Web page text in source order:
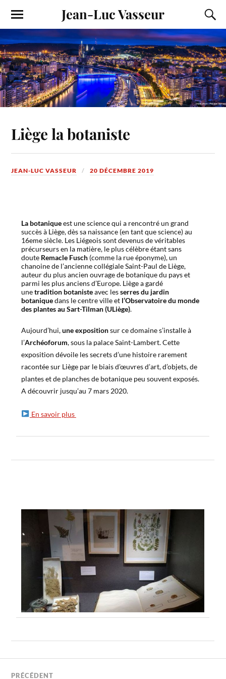
Jean-Luc Vasseur
Liège la botaniste
JEAN-LUC VASSEUR 20 DÉCEMBRE 2019
La botaniqueest une science qui a rencontré un grand
succès à Liège, dès sa naissance (en tant que science) au
16eme siècle. Les Liégeois sont devenus de véritables
précurseurs en la matière, le plus célèbre étant sans
doute Remacle Fusch (comme la rue éponyme), un
chanoine de l’ancienne collégiale Saint-Paul de Liège,
auteur du plus ancien ouvrage de botanique du pays et
parmi les plus anciens d’Europe. Liège a gardé
unetradition botanisteavec lesserres du jardin
botaniquedans le centre ville et l’Observatoire du monde
des plantes au Sart-Tilman (ULiège).
Aujourd’hui,une expositionsur ce domaine s’installe à
l’Archéoforum, sous la palace Saint-Lambert. Cette
exposition dévoile les secrets d’une histoire rarement
racontée sur Liège par le biais d’œuvres d’art, d’objets, de
plantes et de planches de botanique peu souvent exposés.
A découvrir jusqu’au 7 mars 2020.
En savoir plus
PRÉCÉDENT